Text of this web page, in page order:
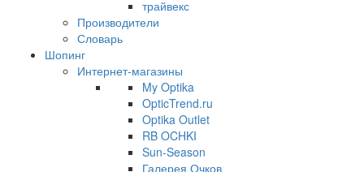
трайвекс
Производители
Словарь
Шопинг
Интернет-магазины
My Optika
OpticTrend.ru
Optika Outlet
RB OCHKI
Sun-Season
Галерея Очков